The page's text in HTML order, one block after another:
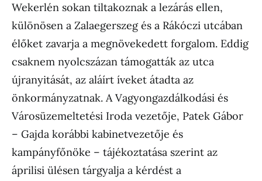
Wekerlén sokan tiltakoznak a lezárás ellen,
különösen a Zalaegerszeg és a Rákóczi utcában
élőket zavarja a megnövekedett forgalom. Eddig
csaknem nyolcszázan támogatták az utca
újranyitását, az aláírt íveket átadta az
önkormányzatnak. A Vagyongazdálkodási és
Városüzemeltetési Iroda vezetője, Patek Gábor
– Gajda korábbi kabinetvezetője és
kampányfőnöke – tájékoztatása szerint az
áprilisi ülésen tárgyalja a kérdést a